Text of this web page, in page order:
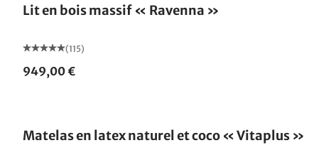
Lit en bois massif « Ravenna »
(115)
949,00 €
Matelas en latex naturel et coco « Vitaplus »